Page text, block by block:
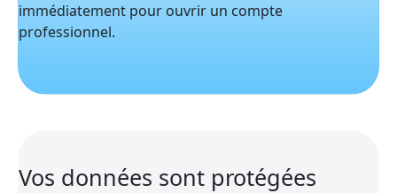
immédiatement pour ouvrir un compte
professionnel.
Vos données sont protégées